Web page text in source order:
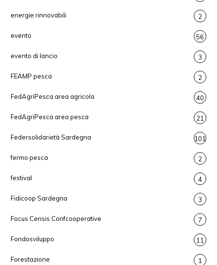
energie rinnovabili 2
evento 56
evento di lancio 3
FEAMP pesca 2
FedAgriPesca area agricola 40
FedAgriPesca area pesca 21
Federsolidarietà Sardegna 101
fermo pesca 2
festival 4
Fidicoop Sardegna 3
Focus Censis Confcooperative 7
Fondosviluppo 11
Forestazione 1